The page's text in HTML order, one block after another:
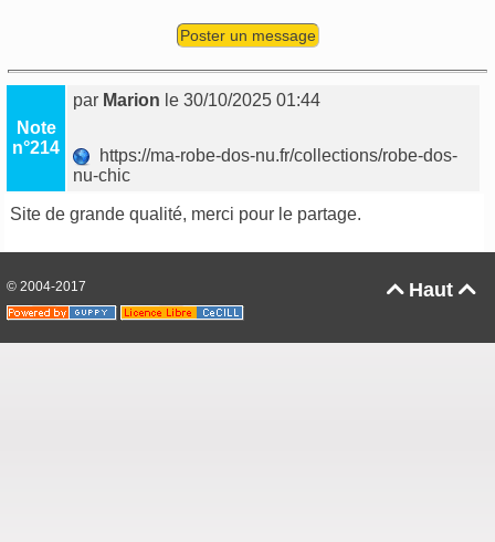
Poster un message
Note
n°214
par Marion le 30/10/2025 01:44
https://ma-robe-dos-nu.fr/collections/robe-dos-
nu-chic
Site de grande qualité, merci pour le partage.
Haut 
© 2004-2017